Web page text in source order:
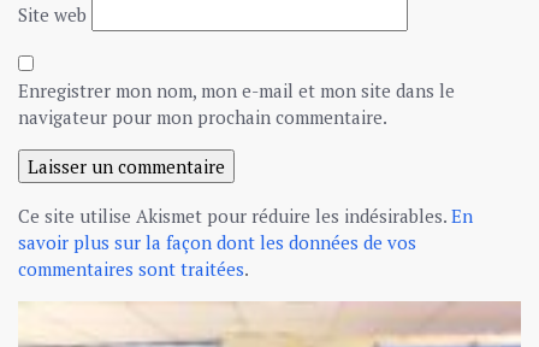
Site web
Enregistrer mon nom, mon e-mail et mon site dans le
navigateur pour mon prochain commentaire.
Ce site utilise Akismet pour réduire les indésirables. En
savoir plus sur la façon dont les données de vos
commentaires sont traitées.